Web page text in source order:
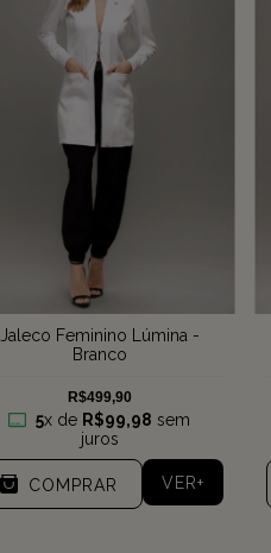
Jaleco Feminino Lúmina -
Branco
R$499,90
5x de R$99,98 sem
juros
COMPRAR VER+